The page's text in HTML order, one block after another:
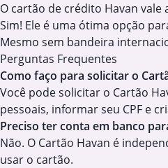
O cartão de crédito Havan vale
Sim! Ele é uma ótima opção
Mesmo sem bandeira
Perguntas Frequentes
Como faço para solicitar o
Você pode solicitar o Cartão
pessoais, informar seu CPF e
Preciso ter conta em banco
Não. O Cartão Havan é
usar o cartão.